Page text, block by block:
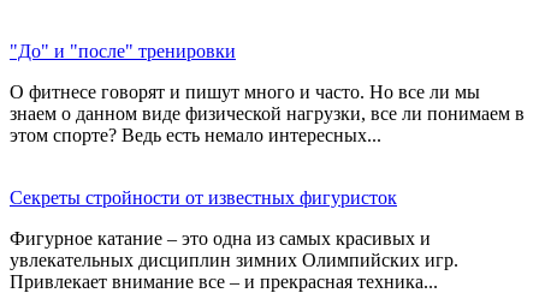
"До" и "после" тренировки
О фитнесе говорят и пишут много и часто. Но все ли мы
знаем о данном виде физической нагрузки, все ли понимаем в
этом спорте? Ведь есть немало интересных...
Секреты стройности от известных фигуристок
Фигурное катание – это одна из самых красивых и
увлекательных дисциплин зимних Олимпийских игр.
Привлекает внимание все – и прекрасная техника...